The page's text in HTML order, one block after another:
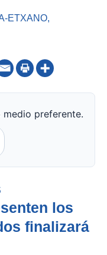
ETXANO,
medio preferente.
los
finalizará